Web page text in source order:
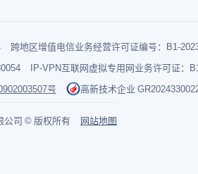
跨地区增值电信业务经营许可证编号：B1-
IP-VPN互联网虚拟专用网业务许可证：
号 高新技术企业
公司 © 版权所有 网站地图